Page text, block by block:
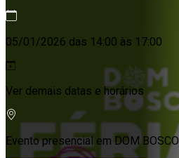
05/01/2026 das 14:00 às 17:00
Ver demais datas e horários
Evento presencial em DOM BOSCO